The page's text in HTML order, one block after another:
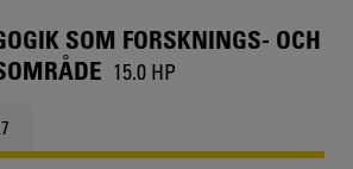
SOM FORSKNINGS- OCH
15.0 HP